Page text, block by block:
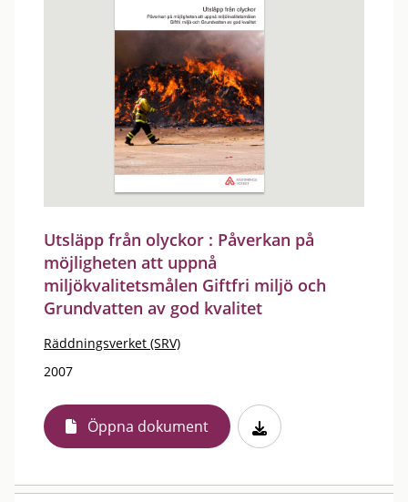
Utsläpp från olyckor : Påverkan på
möjligheten att uppnå
miljökvalitetsmålen Giftfri miljö och
Grundvatten av god kvalitet
Räddningsverket (SRV)
2007
Öppna dokument